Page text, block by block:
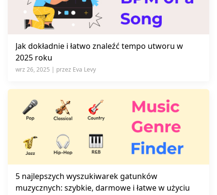
Jak dokładnie i łatwo znaleźć tempo utworu w
2025 roku
wrz 26, 2025 | przez Eva Levy
5 najlepszych wyszukiwarek gatunków
muzycznych: szybkie, darmowe i łatwe w użyciu